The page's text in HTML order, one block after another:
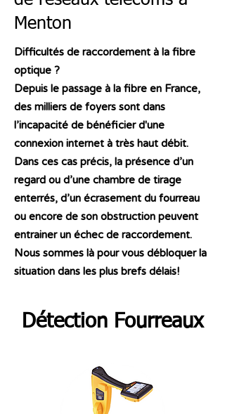
Menton
Difficultés de raccordement à la fibre
optique ?
Depuis le passage à la fibre en France,
des milliers de foyers sont dans
l’incapacité de bénéficier d'une
connexion internet à très haut débit.
Dans ces cas précis, la présence d’un
regard ou d’une chambre de tirage
enterrés, d’un écrasement du fourreau
ou encore de son obstruction peuvent
entrainer un échec de raccordement.
Nous sommes là pour vous débloquer la
situation dans les plus brefs délais!
Détection Fourreaux